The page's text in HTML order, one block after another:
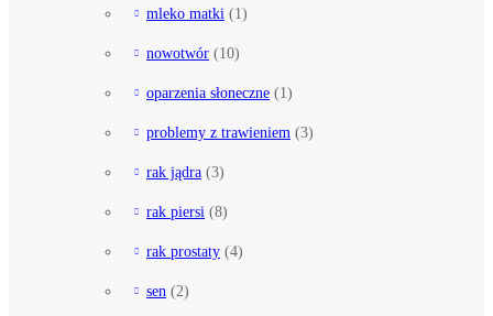
mleko matki (1)
nowotwór (10)
oparzenia słoneczne (1)
problemy z trawieniem (3)
rak jądra (3)
rak piersi (8)
rak prostaty (4)
sen (2)